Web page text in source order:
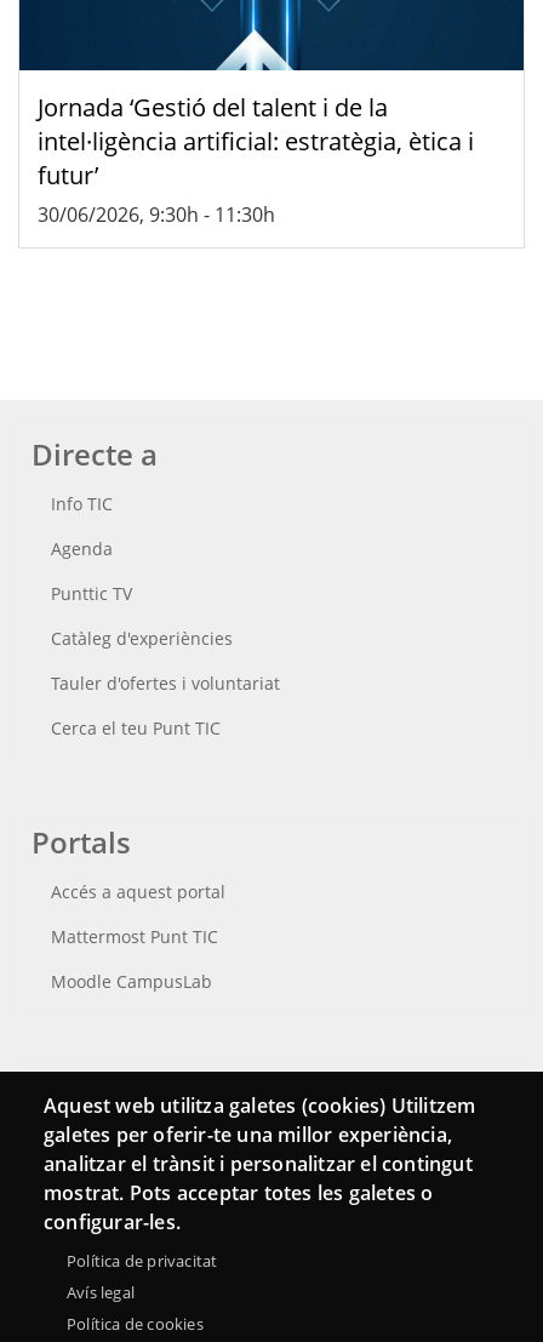
Jornada ‘Gestió del talent i de la
intel·ligència artificial: estratègia, ètica i
futur’
30/06/2026, 9:30h - 11:30h
Directe a
Info TIC
Agenda
Punttic TV
Catàleg d'experiències
Tauler d'ofertes i voluntariat
Cerca el teu Punt TIC
Portals
Accés a aquest portal
Mattermost Punt TIC
Moodle CampusLab
Connecta
Bustia de contacte
Butlletins
Aquest web utilitza galetes (cookies) Utilitzem
galetes per oferir-te una millor experiència,
analitzar el trànsit i personalitzar el contingut
mostrat. Pots acceptar totes les galetes o
configurar-les.
Política de privacitat
Avís legal
Política de cookies